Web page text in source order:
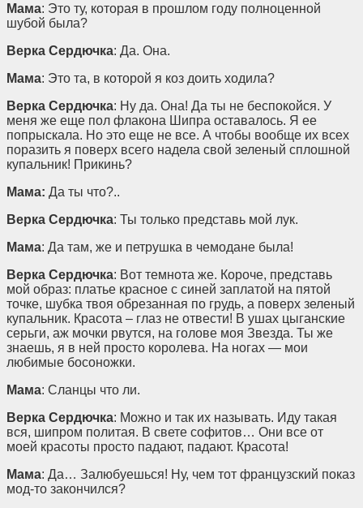
Мама: Это ту, которая в прошлом году полноценной
шубой была?
Верка Сердючка: Да. Она.
Мама: Это та, в которой я коз доить ходила?
Верка Сердючка: Ну да. Она! Да ты не беспокойся. У
меня же еще пол флакона Шипра оставалось. Я ее
попрыскала. Но это еще не все. А чтобы вообще их всех
поразить я поверх всего надела свой зеленый сплошной
купальник! Прикинь?
Мама: Да ты что?..
Верка Сердючка: Ты только представь мой лук.
Мама: Да там, же и петрушка в чемодане была!
Верка Сердючка: Вот темнота же. Короче, представь
мой образ: платье красное с синей заплатой на пятой
точке, шубка твоя обрезанная по грудь, а поверх зеленый
купальник. Красота – глаз не отвести! В ушах цыганские
серьги, аж мочки рвутся, на голове моя Звезда. Ты же
знаешь, я в ней просто королева. На ногах — мои
любимые босоножки.
Мама: Сланцы что ли.
Верка Сердючка: Можно и так их называть. Иду такая
вся, шипром политая. В свете софитов… Они все от
моей красоты просто падают, падают. Красота!
Мама: Да… Залюбуешься! Ну, чем тот французский показ
мод-то закончился?